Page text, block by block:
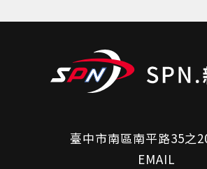
臺中市南區南平路35之
EMAIL